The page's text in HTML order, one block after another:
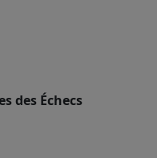
des Échecs